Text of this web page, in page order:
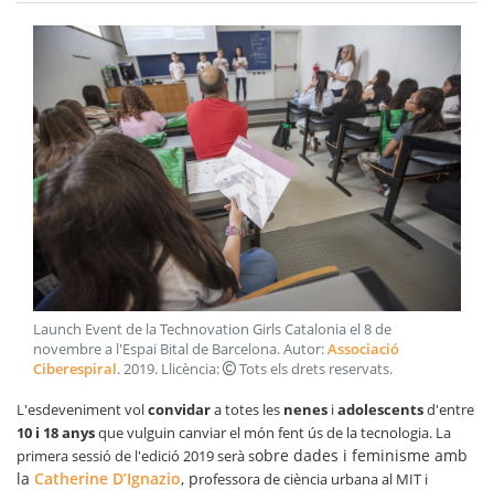
Launch Event de la Technovation Girls Catalonia el 8 de
novembre a l'Espai Bital de Barcelona. Autor:Associació
Ciberespiral.2019. Llicència: Tots els drets reservats.
L'esdeveniment volconvidara totes les nenes iadolescentsd'entre
10 i 18 anysque vulguin canviar el món fent ús de la tecnologia. La
primera sessió de l'edició 2019 serà sobre dades i feminisme amb
la Catherine D’Ignazio, professora de ciència urbana al MIT i